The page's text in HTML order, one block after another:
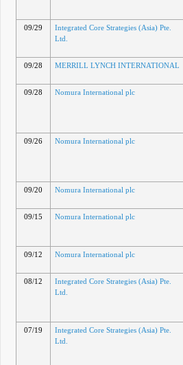
09/29
Integrated Core Strategies (Asia) Pte.
Ltd.
09/28
MERRILL LYNCH INTERNATIONAL
09/28
Nomura International plc
09/26
Nomura International plc
09/20
Nomura International plc
09/15
Nomura International plc
09/12
Nomura International plc
08/12
Integrated Core Strategies (Asia) Pte.
Ltd.
07/19
Integrated Core Strategies (Asia) Pte.
Ltd.